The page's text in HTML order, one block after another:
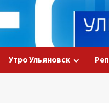
Утро Ульяновск